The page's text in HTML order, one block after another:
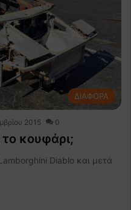
ΔΙΑΦΟΡΑ
2015 0
κουφάρι;
Diablo και μετά